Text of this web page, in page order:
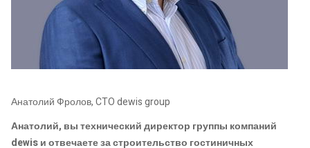
Анатолий Фролов, CTO dewis group
Анатолий, вы технический директор группы компаний
dewis и отвечаете за строительство гостиничных